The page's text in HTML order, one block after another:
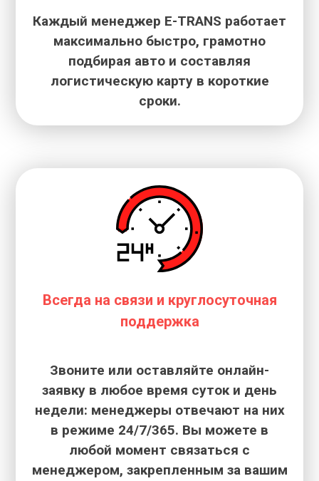
Каждый менеджер E-TRANS работает
максимально быстро, грамотно
подбирая авто и составляя
логистическую карту в короткие
сроки.
Всегда на связи и круглосуточная
поддержка
Звоните или оставляйте онлайн-
заявку в любое время суток и день
недели: менеджеры отвечают на них
в режиме 24/7/365. Вы можете в
любой момент связаться с
менеджером, закрепленным за вашим